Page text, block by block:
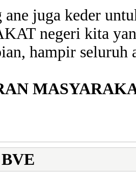
ane juga keder
negeri kita
hampir seluruh